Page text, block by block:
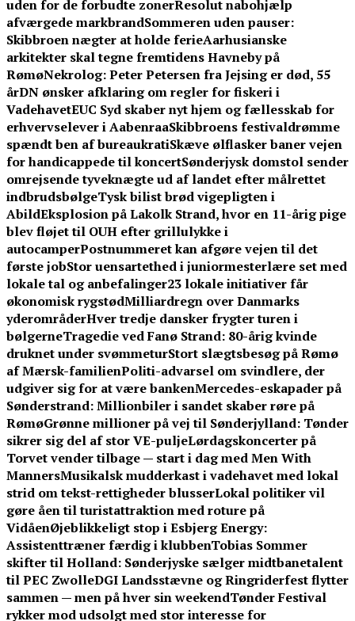
uden for de forbudte zonerResolut nabohjælp
afværgede markbrandSommeren uden pauser:
Skibbroen nægter at holde ferieAarhusianske
arkitekter skal tegne fremtidens Havneby på
RømøNekrolog: Peter Petersen fra Jejsing er død, 55
årDN ønsker afklaring om regler for fiskeri i
VadehavetEUC Syd skaber nyt hjem og fællesskab for
erhvervselever i AabenraaSkibbroens festivaldrømme
spændt ben af bureaukratiSkæve ølflasker baner vejen
for handicappede til koncertSønderjysk domstol sender
omrejsende tyveknægte ud af landet efter målrettet
indbrudsbølgeTysk bilist brød vigepligten i
AbildEksplosion på Lakolk Strand, hvor en 11-årig pige
blev fløjet til OUH efter grillulykke i
autocamperPostnummeret kan afgøre vejen til det
første jobStor uensartethed i juniormesterlære set med
lokale tal og anbefalinger23 lokale initiativer får
økonomisk rygstødMilliardregn over Danmarks
yderområderHver tredje dansker frygter turen i
bølgerneTragedie ved Fanø Strand: 80-årig kvinde
druknet under svømmeturStort slægtsbesøg på Rømø
af Mærsk-familienPoliti-advarsel om svindlere, der
udgiver sig for at være bankenMercedes-eskapader på
Sønderstrand: Millionbiler i sandet skaber røre på
RømøGrønne millioner på vej til Sønderjylland: Tønder
sikrer sig del af stor VE-puljeLørdagskoncerter på
Torvet vender tilbage — start i dag med Men With
MannersMusikalsk mudderkast i vadehavet med lokal
strid om tekst-rettigheder blusserLokal politiker vil
gøre åen til turistattraktion med roture på
VidåenØjeblikkeligt stop i Esbjerg Energy:
Assistenttræner færdig i klubbenTobias Sommer
skifter til Holland: Sønderjyske sælger midtbanetalent
til PEC ZwolleDGI Landsstævne og Ringriderfest flytter
sammen — men på hver sin weekendTønder Festival
rykker mod udsolgt med stor interesse for